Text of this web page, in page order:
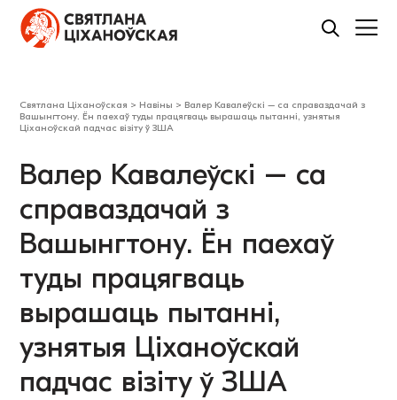
Святлана Ціханоўская > Навіны > Валер Кавалеўскі – са справаздачай з
Вашынгтону. Ён паехаў туды працягваць вырашаць пытанні, узнятыя
Ціханоўскай падчас візіту ў ЗША
Валер Кавалеўскі – са
справаздачай з
Вашынгтону. Ён паехаў
туды працягваць
вырашаць пытанні,
узнятыя Ціханоўскай
падчас візіту ў ЗША